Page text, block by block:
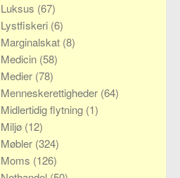
Luksus (67)
Lystfiskeri (6)
Marginalskat (8)
Medicin (58)
Medier (78)
Menneskerettigheder (64)
Midlertidig flytning (1)
Miljø (12)
Møbler (324)
Moms (126)